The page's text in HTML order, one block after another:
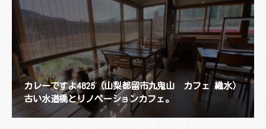
カレーですよ4825（山梨都留市九鬼山 カフェ 織水）
古い水道橋とリノベーションカフェ。